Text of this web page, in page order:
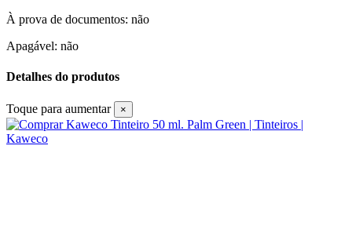
À prova de documentos: não
Apagável: não
Detalhes do produtos
Toque para aumentar ×